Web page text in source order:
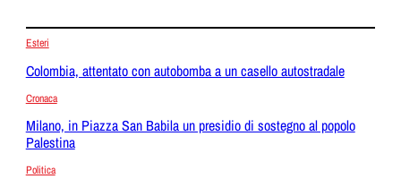
Esteri
Colombia, attentato con autobomba a un casello autostradale
Cronaca
Milano, in Piazza San Babila un presidio di sostegno al popolo
Palestina
Politica